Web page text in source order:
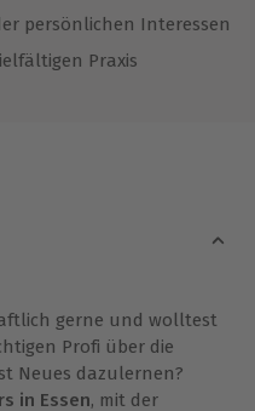
persönlichen Interessen
Praxis
gerne und wolltest
Profi über die
Neues dazulernen?
in Essen, mit der